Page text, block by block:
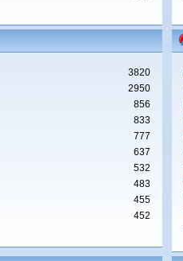
3820
2950
856
833
777
637
532
483
455
452